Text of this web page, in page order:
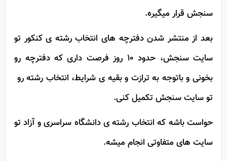
مختلف (ریاضی، تجربی، انسانی، هنر و زبان) تو سایت
سنجش قرار میگیره.
بعد از منتشر شدن دفترچه های انتخاب رشته ی کنکور تو
سایت سنجش، حدود 10 روز فرصت داری که دفترچه رو
بخونی و باتوجه به ترازت و بقیه ی شرایط، انتخاب رشته رو
تو سایت سنجش تکمیل کنی.
حواست باشه که انتخاب رشته ی دانشگاه سراسری و آزاد تو